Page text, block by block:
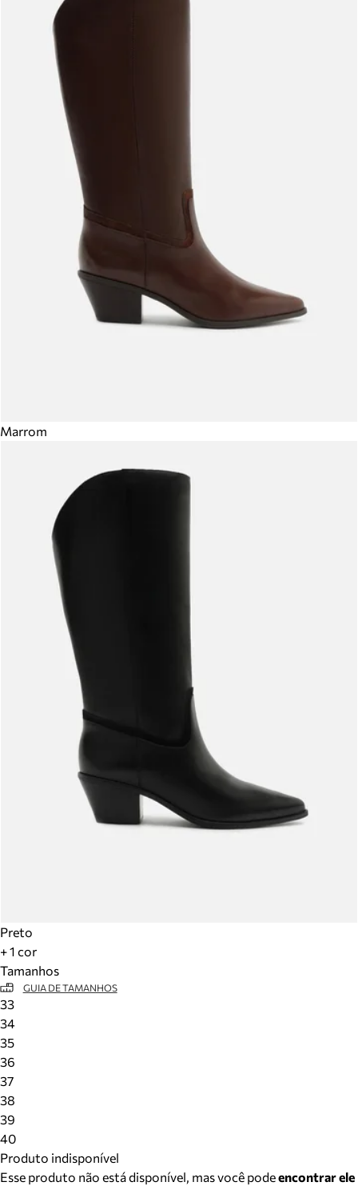
Marrom
Preto
+ 1 cor
Tamanhos
GUIA DE TAMANHOS
33
34
35
36
37
38
39
40
Produto indisponível
Esse produto não está disponível, mas você podeencontrar ele